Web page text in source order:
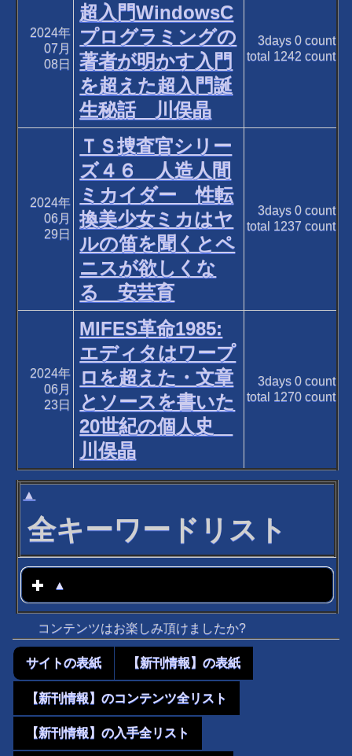
2024年
07月
08日
超入門WindowsC
プログラミングの
著者が明かす入門
を超えた超入門誕
生秘話 川俣晶
3days 0count
total 1242 count
2024年
06月
29日
ＴＳ捜査官シリー
ズ４６ 人造人間
ミカイダー 性転
換美少女ミカはヤ
ルの笛を聞くとペ
ニスが欲しくな
る 安芸育
3days 0count
total 1237 count
2024年
06月
23日
MIFES革命1985:
エディタはワープ
ロを超えた・文章
とソースを書いた
20世紀の個人史
川俣晶
3days 0count
total 1270count
▲
全キーワードリスト
▲
コンテンツはお楽しみ頂けましたか?
サイトの表紙 【新刊情報】の表紙
【新刊情報】のコンテンツ全リスト
【新刊情報】の入手全リスト